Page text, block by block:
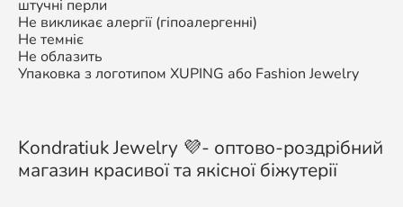
штучні перли
Не викликає алергії (гіпоалергенні)
Не темніє
Не облазить
Упаковка з логотипом XUPING або Fashion Jewelry
Kondratiuk Jewelry 💜- оптово-роздрібний
магазин красивої та якісної біжутерії